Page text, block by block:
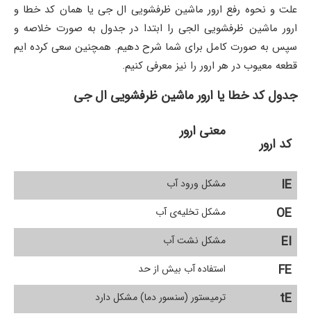
علت و نحوه رفع ارور ماشین ظرفشویی ال جی یا همان کد خطا و
ارور ماشین ظرفشویی الجی را ابتدا در جدول به صورت خلاصه و
سپس به صورت کامل برای شما شرح دهیم. همچنین سعی کرده ایم
قطعه معیوب در هر ارور را نیز معرفی کنیم.
جدول کد خطا یا ارور ماشین ظرفشویی ال جی
کد ارور
معنی ارور
IE مشکل ورود آب
OE مشکل تخلیه‌ی آب
EI مشکل نشت آب
FE استفاده آب بیش از حد
tE ترمیستور (سنسور دما) مشکل دارد